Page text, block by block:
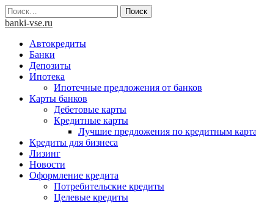
Skip
to
Найти:
banki-vse.ru
Автокредиты
Банки
Депозиты
Ипотека
Ипотечные предложения от банков
Карты банков
Дебетовые карты
Кредитные карты
Лучшие предложения по кредитным
Кредиты для бизнеса
Лизинг
Новости
Оформление кредита
Потребительские кредиты
Целевые кредиты